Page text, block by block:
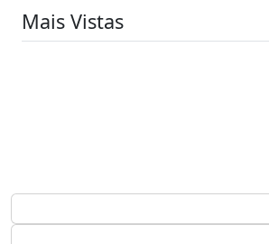
Mais Vistas